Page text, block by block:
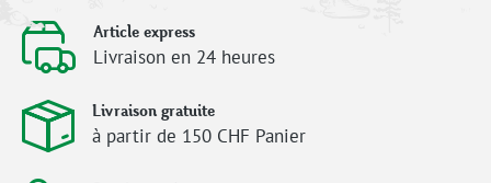
Article express
Livraison en 24 heures
Livraison gratuite
à partir de 150 CHF Panier